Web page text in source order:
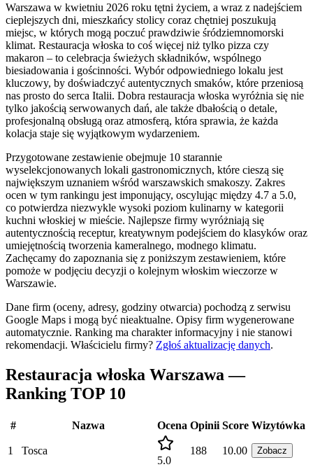
Warszawa w kwietniu 2026 roku tętni życiem, a wraz z nadejściem
cieplejszych dni, mieszkańcy stolicy coraz chętniej poszukują
miejsc, w których mogą poczuć prawdziwie śródziemnomorski
klimat. Restauracja włoska to coś więcej niż tylko pizza czy
makaron – to celebracja świeżych składników, wspólnego
biesiadowania i gościnności. Wybór odpowiedniego lokalu jest
kluczowy, by doświadczyć autentycznych smaków, które przeniosą
nas prosto do serca Italii. Dobra restauracja włoska wyróżnia się nie
tylko jakością serwowanych dań, ale także dbałością o detale,
profesjonalną obsługą oraz atmosferą, która sprawia, że każda
kolacja staje się wyjątkowym wydarzeniem.
Przygotowane zestawienie obejmuje 10 starannie
wyselekcjonowanych lokali gastronomicznych, które cieszą się
największym uznaniem wśród warszawskich smakoszy. Zakres
ocen w tym rankingu jest imponujący, oscylując między 4.7 a 5.0,
co potwierdza niezwykle wysoki poziom kulinarny w kategorii
kuchni włoskiej w mieście. Najlepsze firmy wyróżniają się
autentycznością receptur, kreatywnym podejściem do klasyków oraz
umiejętnością tworzenia kameralnego, modnego klimatu.
Zachęcamy do zapoznania się z poniższym zestawieniem, które
pomoże w podjęciu decyzji o kolejnym włoskim wieczorze w
Warszawie.
Dane firm (oceny, adresy, godziny otwarcia) pochodzą z serwisu
Google Maps i mogą być nieaktualne. Opisy firm wygenerowane
automatycznie. Ranking ma charakter informacyjny i nie stanowi
rekomendacji. Właścicielu firmy? Zgłoś aktualizację danych.
Restauracja włoska Warszawa —
Ranking TOP 10
# Nazwa Ocena Opinii Score Wizytówka
1
Tosca
5.0
188 10.00 Zobacz